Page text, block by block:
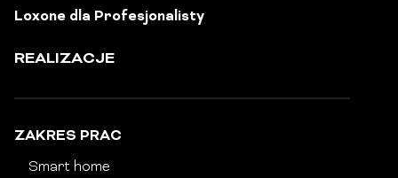
Loxone dla Profesjonalisty
REALIZACJE
ZAKRES PRAC
Smart home